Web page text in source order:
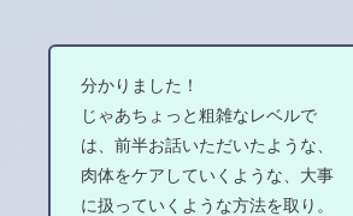
分かりました！
じゃあちょっと粗雑なレベルで
は、前半お話いただいたような、
肉体をケアしていくような、大事
に扱っていくような方法を取り。